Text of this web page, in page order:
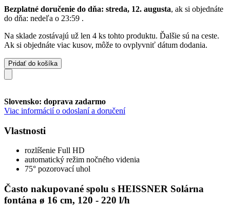
Bezplatné doručenie do dňa: streda, 12. augusta, ak si objednáte
do dňa: nedeľa o 23:59 .
Na sklade zostávajú už len 4 ks tohto produktu. Ďalšie sú na ceste.
Ak si objednáte viac kusov, môže to ovplyvniť dátum dodania.
Pridať do košíka
Slovensko: doprava zadarmo
Viac informácií o odoslaní a doručení
Vlastnosti
rozlíšenie Full HD
automatický režim nočného videnia
75° pozorovací uhol
Často nakupované spolu s HEISSNER Solárna
fontána ø 16 cm, 120 - 220 l/h